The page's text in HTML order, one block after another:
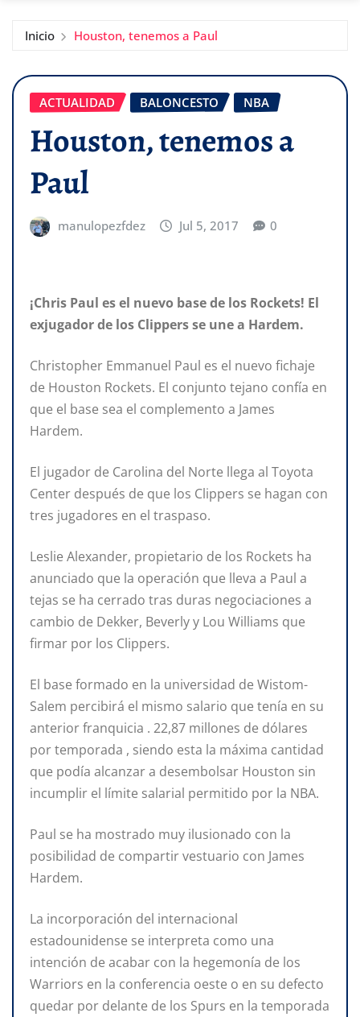
Inicio Houston, tenemos a Paul
ACTUALIDAD BALONCESTO NBA
Houston, tenemos a
Paul
manulopezfdez Jul 5, 2017 0
¡Chris Paul es el nuevo base de los Rockets! El
exjugador de los Clippers se une a Hardem.
Christopher Emmanuel Paul es el nuevo fichaje
de Houston Rockets. El conjunto tejano confía en
que el base sea el complemento a James
Hardem.
El jugador de Carolina del Norte llega al Toyota
Center después de que los Clippers se hagan con
tres jugadores en el traspaso.
Leslie Alexander, propietario de los Rockets ha
anunciado que la operación que lleva a Paul a
tejas se ha cerrado tras duras negociaciones a
cambio de Dekker, Beverly y Lou Williams que
firmar por los Clippers.
El base formado en la universidad de Wistom-
Salem percibirá el mismo salario que tenía en su
anterior franquicia . 22,87 millones de dólares
por temporada , siendo esta la máxima cantidad
que podía alcanzar a desembolsar Houston sin
incumplir el límite salarial permitido por la NBA.
Paul se ha mostrado muy ilusionado con la
posibilidad de compartir vestuario con James
Hardem.
La incorporación del internacional
estadounidense se interpreta como una
intención de acabar con la hegemonía de los
Warriors en la conferencia oeste o en su defecto
quedar por delante de los Spurs en la temporada